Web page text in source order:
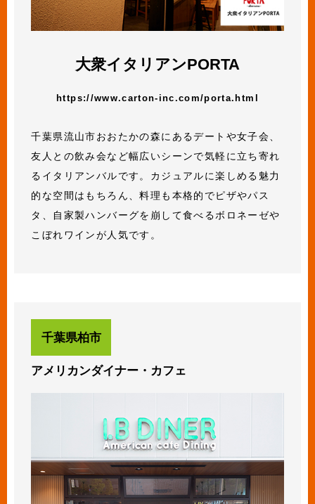
大衆イタリアンPORTA
https://www.carton-inc.com/porta.html
千葉県流山市おおたかの森にあるデートや女子会、
友人との飲み会など幅広いシーンで気軽に立ち寄れ
るイタリアンバルです。カジュアルに楽しめる魅力
的な空間はもちろん、料理も本格的でピザやパス
タ、自家製ハンバーグを崩して食べるボロネーゼや
こぼれワインが人気です。
千葉県柏市
アメリカンダイナー・カフェ